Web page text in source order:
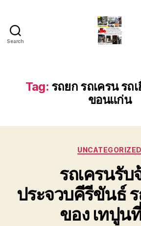
Search
สไลด์
ใน
เขต
24
ติดต่อ
โทร
Tag: รถยก รถเครน รถ
ขอนแก่น
UNCATEGORIZED
รถเครนรับ
ประจวบคีรีขันธ์
ของ เทปูน